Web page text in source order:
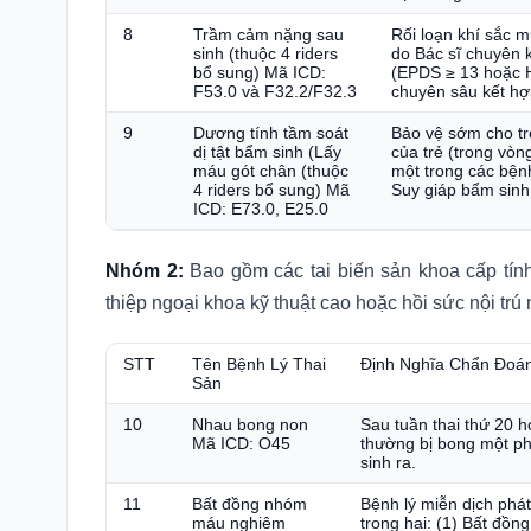
8
Trầm cảm nặng sau
sinh (thuộc 4 riders
bổ sung) Mã ICD:
F53.0 và F32.2/F32.3
Rối loạn khí sắc
do Bác sĩ chuyên
(EPDS ≥ 13 hoặc
chuyên sâu kết
9
Dương tính tầm soát
dị tật bẩm sinh (Lấy
máu gót chân (thuộc
4 riders bổ sung) Mã
ICD: E73.0, E25.0
Bảo vệ sớm cho
của trẻ (trong
một trong các
Suy giáp bẩm
Nhóm 2: Bao gồm các tai biến sản khoa cấp
thiệp ngoại khoa kỹ thuật cao hoặc hồi sức nội trú
STT
Tên Bệnh Lý Thai
Sản
Định Nghĩa Chẩn
10
Nhau bong non
Mã ICD: O45
Sau tuần thai thứ 20
thường bị bong một
sinh ra.
11
Bất đồng nhóm
máu nghiêm
Bệnh lý miễn dịch
trong hai: (1) Bất